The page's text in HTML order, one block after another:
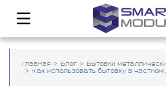
Главная Блог
Бытовки
Как использовать бытовку в частном